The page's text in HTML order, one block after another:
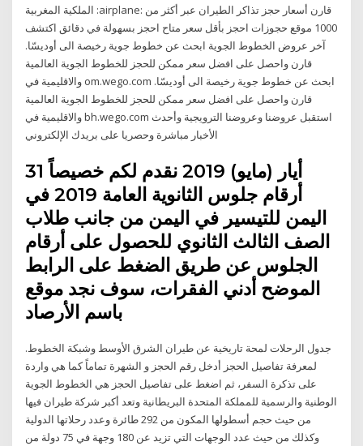
الملكية المغربية :airplane: قارن أسعار حجز تذاكر الطيران عبر أكثر من
1000 موقع حجوزات احجز بأقل سعر متاح احجز بسهولة في دقائق اكتشف
آخر عروض الخطوط الجوية ابحث عن خطوط جوية رخيصة الى أوديسّا.
قارن واحصل على افضل سعر ممكن للحجز للخطوط الجوية العالمية
والاقليمية في om.wego.com ابحث عن خطوط جوية رخيصة الى أوديسّا.
قارن واحصل على افضل سعر ممكن للحجز للخطوط الجوية العالمية
والاقليمية في bh.wego.com استقبل عروضنا وعروضنا الترويجية وأحدث
الأخبار مباشرة وحصريا على بريدك الإلكتروني
31 أيار (مايو) 2019 نقدم لكم خصيصاً
أرقام جلوس الثانوية العامة 2019 في
اليمن للتيسير في اليمن من جانب طلاب
الصف الثالث الثانوي للحصول على أرقام
الجلوس عن طريق الضغط على الرابط
الموضح أدني الفقرات، سوف نجد موقع
باسم الأرصاد
جدول الرحلات لمحة تاريخية عن طيران الشرق الأوسط وشبكة الخطوط.
لمعرفة تفاصيل الحجز أدخل رقم الحجز و الشهرة تماماً كما هي واردة
على تذكرة السفر، ثم اضغط على تفاصيل الحجز هي الخطوط الجوية
الوطنية والرسمية للمملكة المتحدة البريطانية وتعد أكبر شركة طيران فيها
من حيث حجم أسطولها المكون من 292 طائرة وعدد رحلاتها الدولية
وكذلك من حيث عدد الوجهات التي تزيد عن 180 وجهة في 75 دولة من